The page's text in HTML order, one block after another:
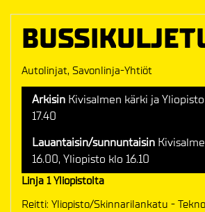
Autolinjat, Savonlinja-Yhtiöt
Arkisin Kivisalmen kärki ja
17.40
Lauantaisin/sunnuntaisin
16.00, Yliopisto klo 16.10
Linja 1 Yliopistolta
Reitti: Yliopisto/Skinnarilankatu -